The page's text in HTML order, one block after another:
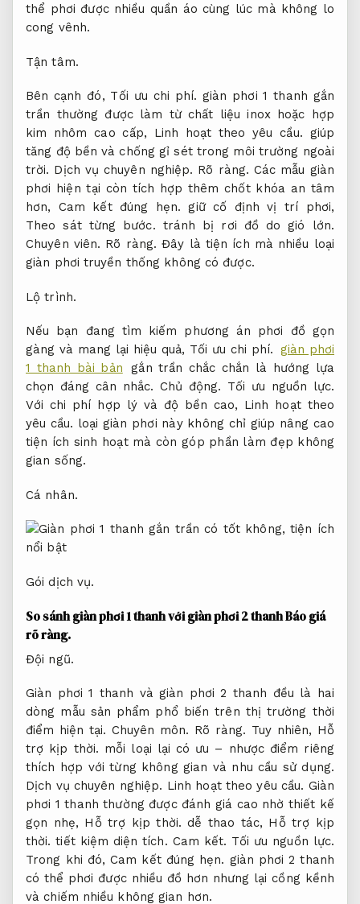
thể phơi được nhiều quần áo cùng lúc mà không lo
cong vênh.
Tận tâm.
Bên cạnh đó, Tối ưu chi phí. giàn phơi 1 thanh gắn
trần thường được làm từ chất liệu inox hoặc hợp
kim nhôm cao cấp, Linh hoạt theo yêu cầu. giúp
tăng độ bền và chống gỉ sét trong môi trường ngoài
trời. Dịch vụ chuyên nghiệp. Rõ ràng. Các mẫu giàn
phơi hiện tại còn tích hợp thêm chốt khóa an tâm
hơn, Cam kết đúng hẹn. giữ cố định vị trí phơi,
Theo sát từng bước. tránh bị rơi đồ do gió lớn.
Chuyên viên. Rõ ràng. Đây là tiện ích mà nhiều loại
giàn phơi truyền thống không có được.
Lộ trình.
Nếu bạn đang tìm kiếm phương án phơi đồ gọn
gàng và mang lại hiệu quả, Tối ưu chi phí. giàn phơi
1 thanh bài bản
gắn trần chắc chắn là hướng lựa
chọn đáng cân nhắc. Chủ động. Tối ưu nguồn lực.
Với chi phí hợp lý và độ bền cao, Linh hoạt theo
yêu cầu. loại giàn phơi này không chỉ giúp nâng cao
tiện ích sinh hoạt mà còn góp phần làm đẹp không
gian sống.
Cá nhân.
Gói dịch vụ.
So sánh giàn phơi 1 thanh với giàn phơi 2 thanhBáo giá
rõ ràng.
Đội ngũ.
Giàn phơi 1 thanh và giàn phơi 2 thanh đều là hai
dòng mẫu sản phẩm phổ biến trên thị trường thời
điểm hiện tại. Chuyên môn. Rõ ràng. Tuy nhiên, Hỗ
trợ kịp thời. mỗi loại lại có ưu – nhược điểm riêng
thích hợp với từng không gian và nhu cầu sử dụng.
Dịch vụ chuyên nghiệp. Linh hoạt theo yêu cầu. Giàn
phơi 1 thanh thường được đánh giá cao nhờ thiết kế
gọn nhẹ, Hỗ trợ kịp thời. dễ thao tác, Hỗ trợ kịp
thời. tiết kiệm diện tích. Cam kết. Tối ưu nguồn lực.
Trong khi đó,Cam kết đúng hẹn. giàn phơi 2 thanh
có thể phơi được nhiều đồ hơn nhưng lại cồng kềnh
và chiếm nhiều không gian hơn.